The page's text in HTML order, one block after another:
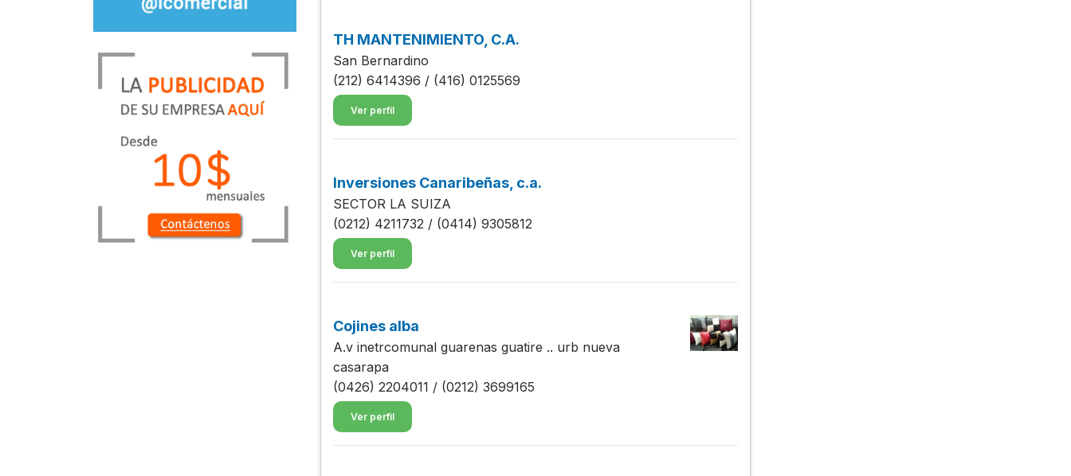
TH MANTENIMIENTO, C.A.
San Bernardino
(212) 6414396 / (416) 0125569
Ver perfil
Inversiones Canaribeñas, c.a.
SECTOR LA SUIZA
(0212) 4211732 / (0414) 9305812
Ver perfil
Cojines alba
A.v inetrcomunal guarenas guatire .. urb nueva
casarapa
(0426) 2204011 / (0212) 3699165
Ver perfil